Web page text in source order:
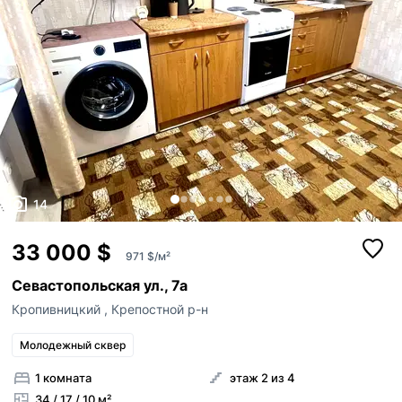
14
33 000 $ 971 $/м²
Севастопольская ул., 7а
Кропивницкий , Крепостной р-н
Молодежный сквер
1 комната
этаж 2 из 4